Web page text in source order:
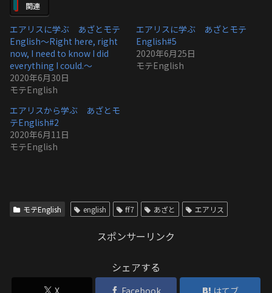
関連
エアリスに学ぶ あざとモテ
English〜Right here, right
now, I need to know I did
everything I could.〜
2020年6月30日
モテEnglish
エアリスに学ぶ あざとモテ
English#5
2020年6月25日
モテEnglish
エアリスから学ぶ あざとモ
テEnglish#2
2020年6月11日
モテEnglish
モテEnglish english ff7 あざと エアリス
スポンサーリンク
シェアする
X Facebook はてブ